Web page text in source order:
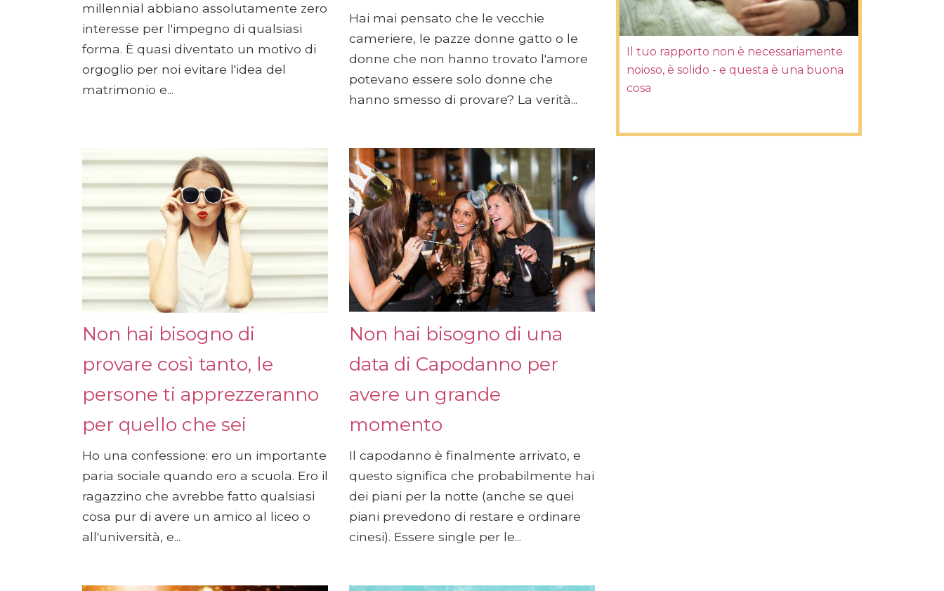
millennial abbiano assolutamente zero
interesse per l'impegno di qualsiasi
forma. È quasi diventato un motivo di
orgoglio per noi evitare l'idea del
matrimonio e...
Hai mai pensato che le vecchie
cameriere, le pazze donne gatto o le
donne che non hanno trovato l'amore
potevano essere solo donne che
hanno smesso di provare? La verità...
Non hai bisogno di
provare così tanto, le
persone ti apprezzeranno
per quello che sei
Ho una confessione: ero un importante
paria sociale quando ero a scuola. Ero il
ragazzino che avrebbe fatto qualsiasi
cosa pur di avere un amico al liceo o
all'università, e...
Non hai bisogno di una
data di Capodanno per
avere un grande
momento
Il capodanno è finalmente arrivato, e
questo significa che probabilmente hai
dei piani per la notte (anche se quei
piani prevedono di restare e ordinare
cinesi). Essere single per le...
Il tuo rapporto non è necessariamente
noioso, è solido - e questa è una buona
cosa